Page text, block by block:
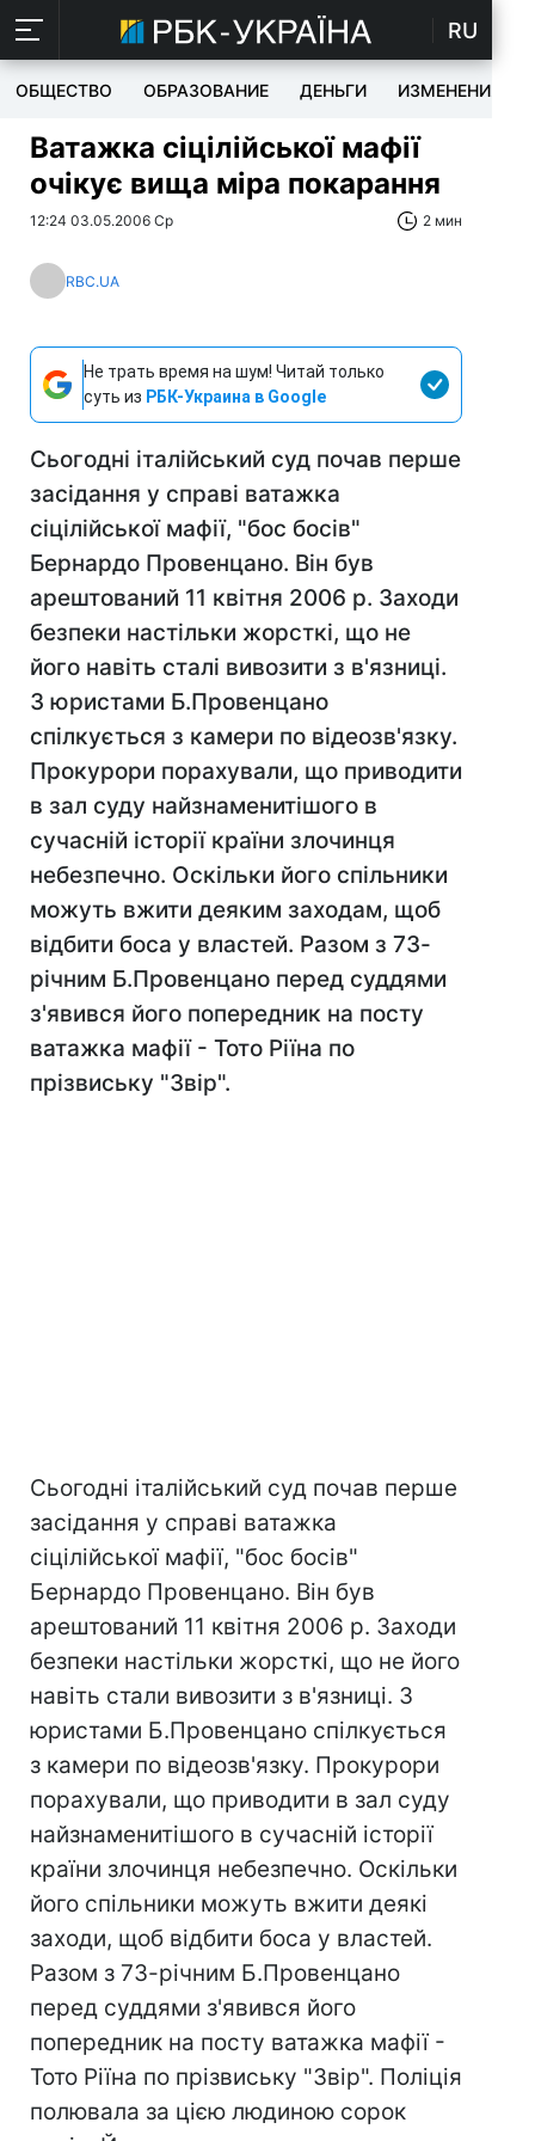
RU
ОБЩЕСТВО ОБРАЗОВАНИЕ ДЕНЬГИ ИЗМЕНЕНИЯ
Ватажка сіцілійської мафії
очікує вища міра покарання
12:24 03.05.2006 Ср 2 мин
RBC.UA
Не трать время на шум! Читай только
суть из РБК-Украина в Google
Сьогодні італійський суд почав перше
засідання у справі ватажка
сіцілійської мафії, "бос босів"
Бернардо Провенцано. Він був
арештований 11 квітня 2006 р. Заходи
безпеки настільки жорсткі, що не
його навіть сталі вивозити з в'язниці.
З юристами Б.Провенцано
спілкується з камери по відеозв'язку.
Прокурори порахували, що приводити
в зал суду найзнаменитішого в
сучасній історії країни злочинця
небезпечно. Оскільки його спільники
можуть вжити деяким заходам, щоб
відбити боса у властей. Разом з 73-
річним Б.Провенцано перед суддями
з'явився його попередник на посту
ватажка мафії - Тото Ріїна по
прізвиську "Звір".
Сьогодні італійський суд почав перше
засідання у справі ватажка
сіцілійської мафії, "бос босів"
Бернардо Провенцано. Він був
арештований 11 квітня 2006 р. Заходи
безпеки настільки жорсткі, що не його
навіть стали вивозити з в'язниці. З
юристами Б.Провенцано спілкується
з камери по відеозв'язку. Прокурори
порахували, що приводити в зал суду
найзнаменитішого в сучасній історії
країни злочинця небезпечно. Оскільки
його спільники можуть вжити деякі
заходи, щоб відбити боса у властей.
Разом з 73-річним Б.Провенцано
перед суддями з'явився його
попередник на посту ватажка мафії -
Тото Ріїна по прізвиську "Звір". Поліція
полювала за цією людиною сорок